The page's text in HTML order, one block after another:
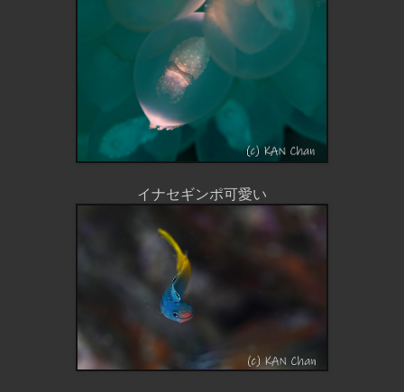
イナセギンポ可愛い